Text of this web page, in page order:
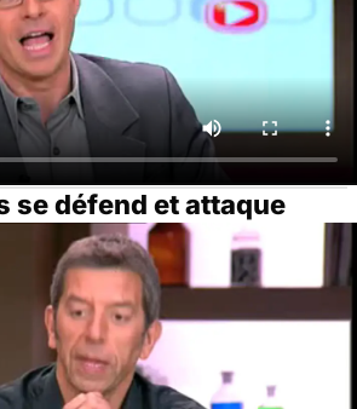
se défend et attaque